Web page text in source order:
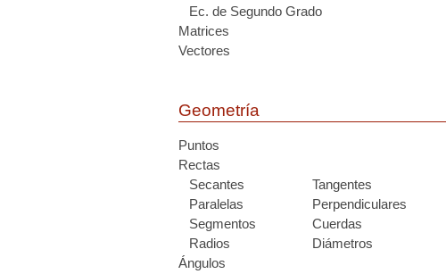
Ec. de Segundo Grado
Matrices
Vectores
Geometría
Puntos
Rectas
Secantes
Tangentes
Paralelas
Perpendiculares
Segmentos
Cuerdas
Radios
Diámetros
Ángulos